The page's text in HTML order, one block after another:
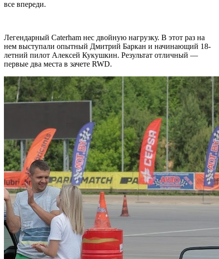
все впереди.
Легендарный Caterham нес двойную нагрузку. В этот раз на
нем выступали опытный Дмитрий Баркан и начинающий 18-
летний пилот Алексей Кукушкин. Результат отличный —
первые два места в зачете RWD.